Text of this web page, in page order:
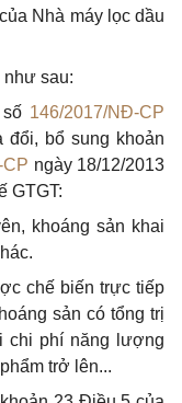
Nhà máy lọc dầu
như sau:
146/2017/NĐ-CP
đổi, bổ sung khoản
ngày 18/12/2013
GTGT:
khoáng sản khai
chế biến trực tiếp
sản có tổng trị
chi phí năng lượng
trở lên...